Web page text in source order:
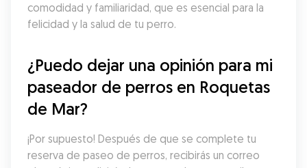
comodidad y familiaridad, que es esencial para la
felicidad y la salud de tu perro.
¿Puedo dejar una opinión para mi
paseador de perros en Roquetas
de Mar?
¡Por supuesto! Después de que se complete tu
reserva de paseo de perros, recibirás un correo